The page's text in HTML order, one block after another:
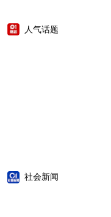
人气话题
社会新闻